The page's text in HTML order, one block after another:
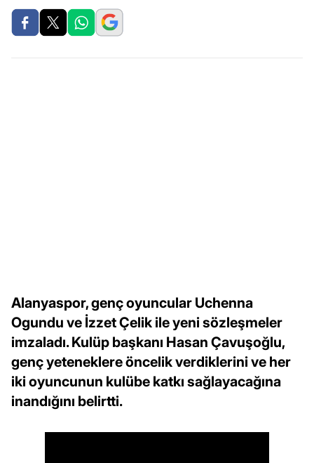
Alanyaspor, genç oyuncular Uchenna
Ogundu ve İzzet Çelik ile yeni sözleşmeler
imzaladı. Kulüp başkanı Hasan Çavuşoğlu,
genç yeteneklere öncelik verdiklerini ve her
iki oyuncunun kulübe katkı sağlayacağına
inandığını belirtti.